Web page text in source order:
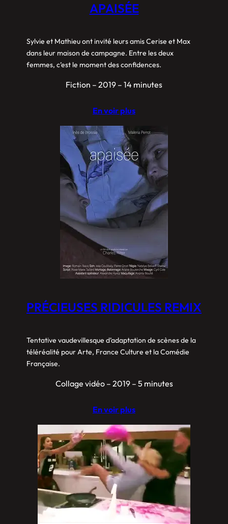
APAISÉE
Sylvie et Mathieu ont invité leurs amis Cerise et Max
dans leur maison de campagne. Entre les deux
femmes, c’est le moment des confidences.
Fiction – 2019 – 14 minutes
En voir plus
PRÉCIEUSES RIDICULES REMIX
Tentative vaudevillesque d’adaptation de scènes de la
téléréalité pour Arte, France Culture et la Comédie
Française.
Collage vidéo – 2019 – 5 minutes
En voir plus